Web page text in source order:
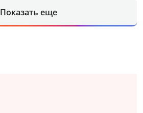
Показать еще